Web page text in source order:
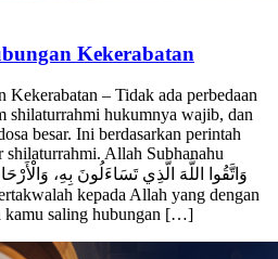
Kekerabatan
– Tidak ada perbedaan
shilaturrahmi hukumnya wajib, dan
besar. ‎Ini berdasarkan perintah
Allah Subhanahu
kamu saling hubungan […]